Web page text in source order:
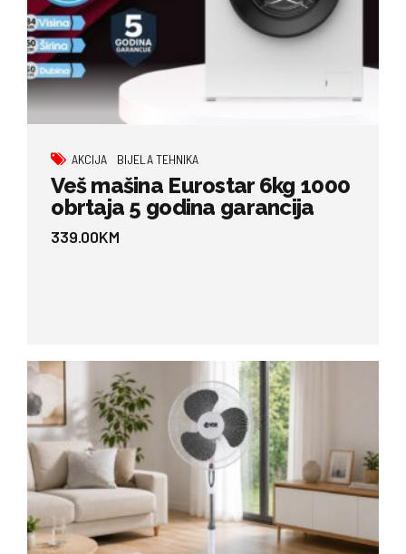
AKCIJA BIJELA TEHNIKA
Veš mašina Eurostar 6kg 1000
obrtaja 5 godina garancija
339.00KM